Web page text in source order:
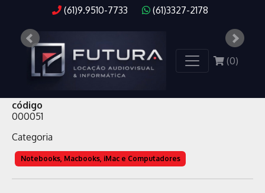
(61)9.9510-7733 (61)3327-2178
(0)
código
000051
Categoria
Notebooks, Macbooks, iMac e Computadores